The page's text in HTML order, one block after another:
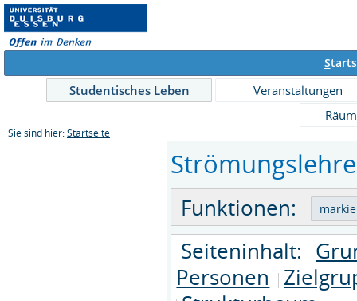
S
Studentisches Leben
Veranstaltungen
Sie sind hier: Startseite
Funktionen:
Seiteninhalt:
Personen